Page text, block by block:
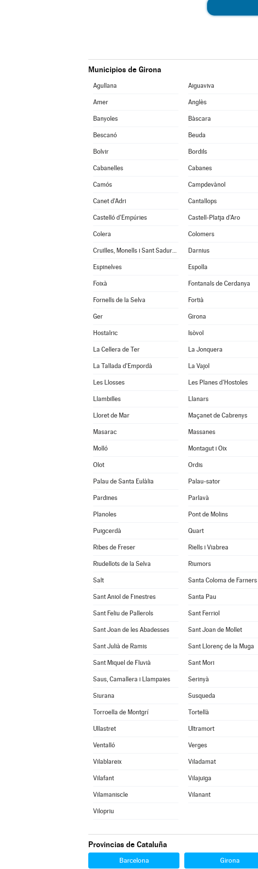
Municipios de Girona
Agullana Aiguaviva
Amer Anglès
Banyoles Bàscara
Bescanó Beuda
Bolvir Bordils
Cabanelles Cabanes
Camós Campdevànol
Canet d'Adri Cantallops
Castelló d'Empúries Castell-Platja d'Aro
Colera Colomers
Cruïlles, Monells i Sant Sadurní de l'Heura Darnius
Espinelves Espolla
Foixà Fontanals de Cerdanya
Fornells de la Selva Fortià
Ger Girona
Hostalric Isòvol
La Cellera de Ter La Jonquera
La Tallada d'Empordà La Vajol
Les Llosses Les Planes d'Hostoles
Llambilles Llanars
Lloret de Mar Maçanet de Cabrenys
Masarac Massanes
Molló Montagut i Oix
Olot Ordis
Palau de Santa Eulàlia Palau-sator
Pardines Parlavà
Planoles Pont de Molins
Puigcerdà Quart
Ribes de Freser Riells i Viabrea
Riudellots de la Selva Riumors
Salt Santa Coloma de Farners
Sant Aniol de Finestres Santa Pau
Sant Feliu de Pallerols Sant Ferriol
Sant Joan de les Abadesses Sant Joan de Mollet
Sant Julià de Ramis Sant Llorenç de la Muga
Sant Miquel de Fluvià Sant Mori
Saus, Camallera i Llampaies Serinyà
Siurana Susqueda
Torroella de Montgrí Tortellà
Ullastret Ultramort
Ventalló Verges
Vilablareix Viladamat
Vilafant Vilajuïga
Vilamaniscle Vilanant
Vilopriu
Provincias de Cataluña
Barcelona Girona